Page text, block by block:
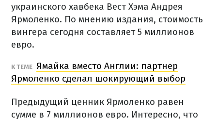
украинского хавбека Вест Хэма Андрея
Ярмоленко. По мнению издания, стоимость
вингера сегодня составляет 5 миллионов
евро.
К ТЕМЕ Ямайка вместо Англии: партнер
Ярмоленко сделал шокирующий выбор
Предыдущий ценник Ярмоленко равен
сумме в 7 миллионов евро. Интересно, что